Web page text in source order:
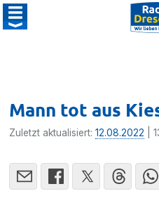
Mann tot aus
Zuletzt aktualisiert:12.08.2022 |